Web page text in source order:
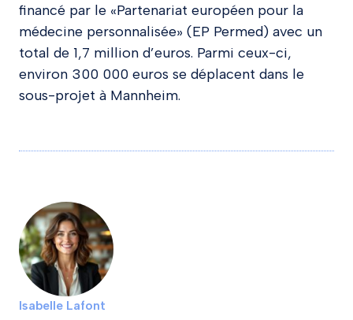
financé par le «Partenariat européen pour la
médecine personnalisée» (EP Permed) avec un
total de 1,7 million d’euros. Parmi ceux-ci,
environ 300 000 euros se déplacent dans le
sous-projet à Mannheim.
Isabelle Lafont